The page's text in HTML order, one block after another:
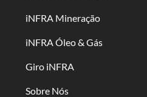
iNFRA Mineração
iNFRA Óleo & Gás
Giro iNFRA
Sobre Nós